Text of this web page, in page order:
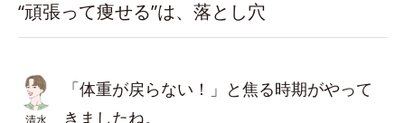
“頑張って痩せる”は、落とし穴
清水
「体重が戻らない！」と焦る時期がやって
きましたね。